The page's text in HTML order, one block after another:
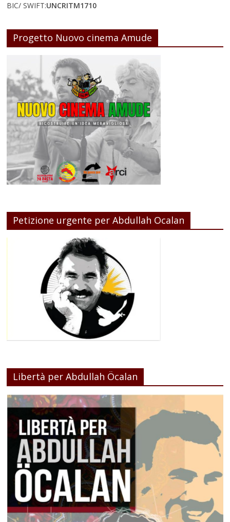
BIC/ SWIFT:UNCRITM1710
Progetto Nuovo cinema Amude
Petizione urgente per Abdullah Ocalan
Libertà per Abdullah Öcalan